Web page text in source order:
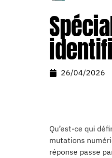
26/04/2026
Qu’est-ce qui
mutations
réponse passe